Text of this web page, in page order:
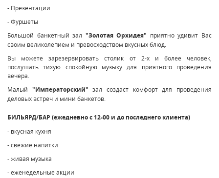
- Презентации
- Фуршеты
Большой банкетный зал "Золотая Орхидея" приятно удивит Вас
своим великолепием и превосходством вкусных блюд.
Вы можете зарезервировать столик от 2-х и более человек,
послушать тихую спокойную музыку для приятного проведения
вечера.
Малый "Императорский" зал создаст комфорт для проведения
деловых встреч и мини банкетов.
БИЛЬЯРД/БАР (ежедневно с 12-00 и до последнего клиента)
- вкусная кухня
- свежие напитки
- живая музыка
- еженедельные акции